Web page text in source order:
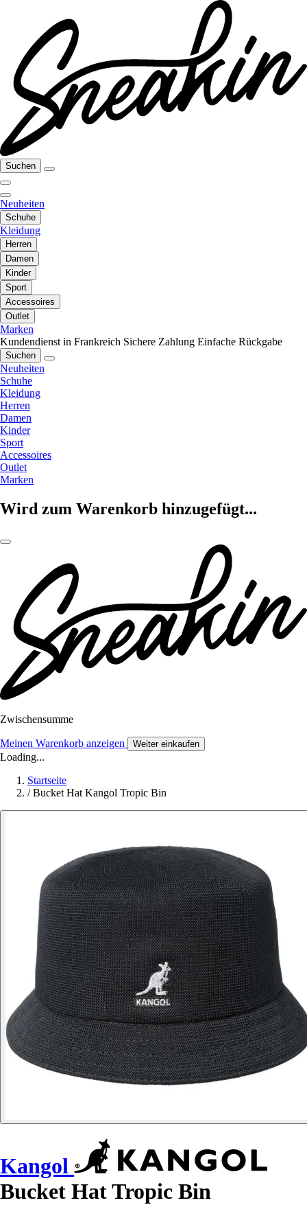
Suchen
Neuheiten
Schuhe
Kleidung
Herren
Damen
Kinder
Sport
Accessoires
Outlet
Marken
Kundendienst in Frankreich Sichere Zahlung Einfache Rückgabe
Suchen
Neuheiten
Schuhe
Kleidung
Herren
Damen
Kinder
Sport
Accessoires
Outlet
Marken
Wird zum Warenkorb hinzugefügt...
Zwischensumme
Meinen Warenkorb anzeigen Weiter einkaufen
Loading...
Startseite
/ Bucket Hat Kangol Tropic Bin
Kangol
Bucket Hat Tropic Bin